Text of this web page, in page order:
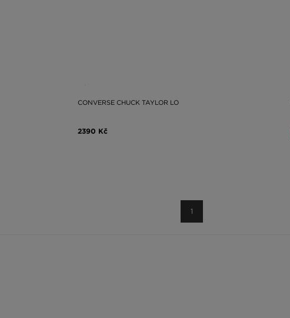
CONVERSE CHUCK TAYLOR LO
2390 Kč
1